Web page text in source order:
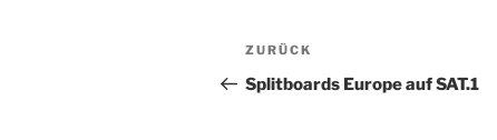
Beitragsnavigation
Vorheriger
Beitrag
ZURÜCK
Splitboards Europe auf SAT.1